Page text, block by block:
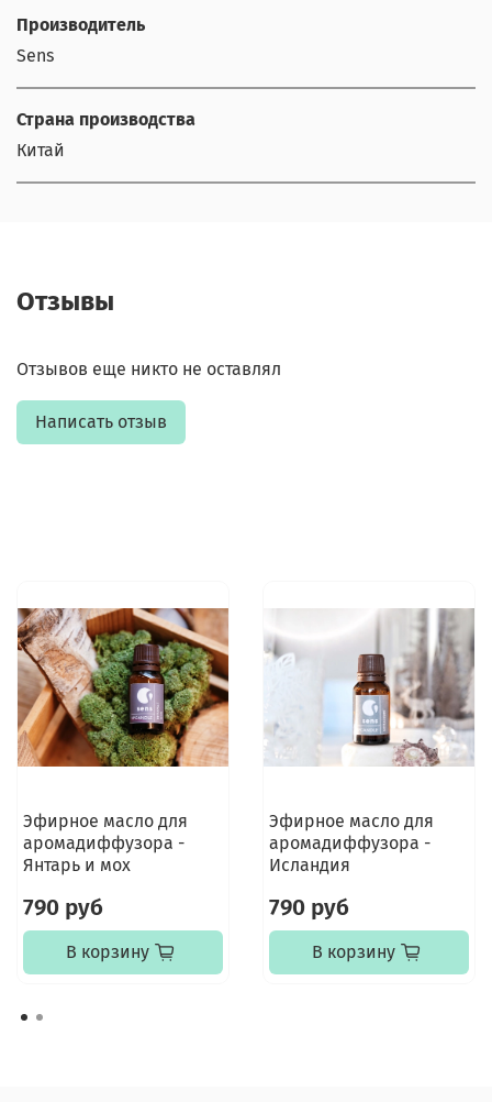
Производитель
Sens
Страна производства
Китай
Отзывы
Отзывов еще никто не оставлял
Написать отзыв
Эфирное масло для
аромадиффузора -
Янтарь и мох
790 руб
В корзину
Эфирное масло для
аромадиффузора -
Исландия
790 руб
В корзину